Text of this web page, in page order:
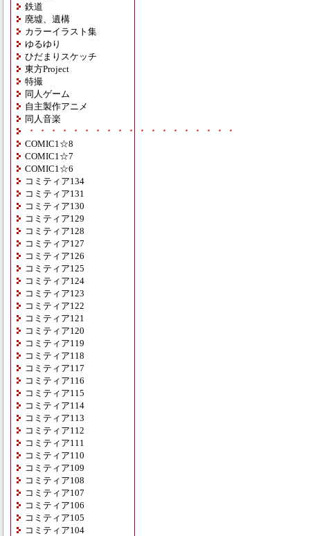
鉄道
廃墟、遺構
カラーイラスト集
ゆるゆり
ひだまりスケッチ
東方Project
特撮
同人ゲーム
自主製作アニメ
同人音楽
・・・・・・・・・・・・・・・・・・・
COMIC1☆8
COMIC1☆7
COMIC1☆6
コミティア134
コミティア131
コミティア130
コミティア129
コミティア128
コミティア127
コミティア126
コミティア125
コミティア124
コミティア123
コミティア122
コミティア121
コミティア120
コミティア119
コミティア118
コミティア117
コミティア116
コミティア115
コミティア114
コミティア113
コミティア112
コミティア111
コミティア110
コミティア109
コミティア108
コミティア107
コミティア106
コミティア105
コミティア104